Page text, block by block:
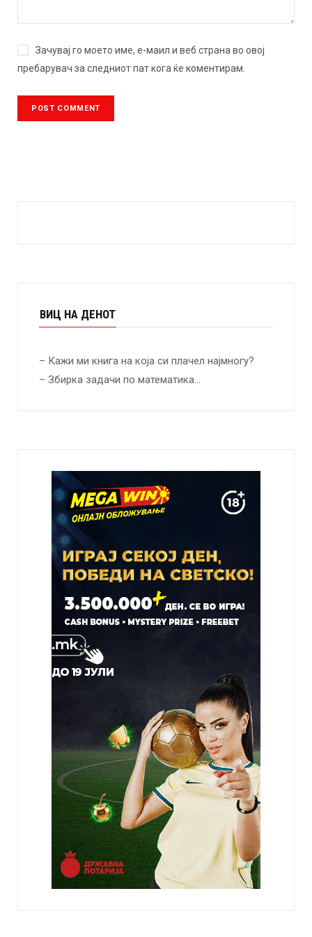
Зачувај го моето име, е-маил и веб страна во овој
пребарувач за следниот пат кога ќе коментирам.
ВИЦ НА ДЕНОТ
– Кажи ми книга на која си плачел најмногу?
– Збирка задачи по математика…